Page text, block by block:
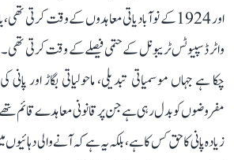
واٹر ڈسپیوٹس ٹریبونل کے حتمی فیصلے کے وقت کرتی تھی۔
چکا ہے جہاں موسمیاتی تبدیلی، ماحولیاتی بگاڑ اور
مفروضوں کو بدل رہی ہے جن پر قانونی معاہدے قائم
زیادہ پانی کا حق کس کا ہے، بلکہ یہ ہے کہ آنے والی